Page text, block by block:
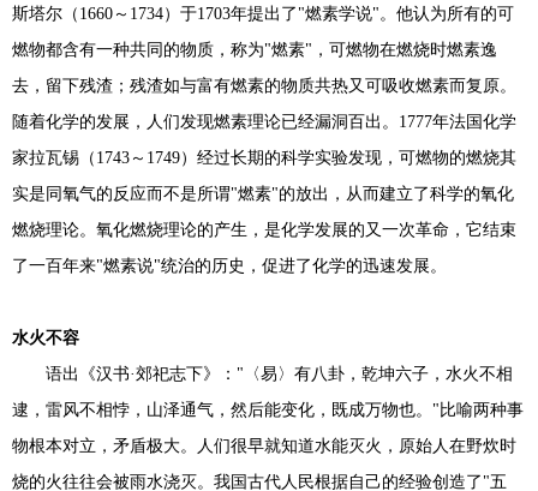
斯塔尔（1660～1734）于1703年提出了"燃素学说"。他认为所有的可
燃物都含有一种共同的物质，称为"燃素"，可燃物在燃烧时燃素逸
去，留下残渣；残渣如与富有燃素的物质共热又可吸收燃素而复原。
随着化学的发展，人们发现燃素理论已经漏洞百出。1777年法国化学
家拉瓦锡（1743～1749）经过长期的科学实验发现，可燃物的燃烧其
实是同氧气的反应而不是所谓"燃素"的放出，从而建立了科学的氧化
燃烧理论。氧化燃烧理论的产生，是化学发展的又一次革命，它结束
了一百年来"燃素说"统治的历史，促进了化学的迅速发展。
水火不容
语出《汉书·郊祀志下》："〈易〉有八卦，乾坤六子，水火不相
逮，雷风不相悖，山泽通气，然后能变化，既成万物也。"比喻两种事
物根本对立，矛盾极大。人们很早就知道水能灭火，原始人在野炊时
烧的火往往会被雨水浇灭。我国古代人民根据自己的经验创造了"五